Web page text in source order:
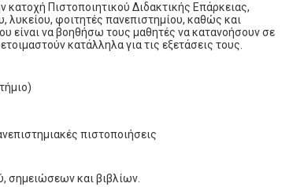
κατοχή Πιστοποιητικού Διδακτικής Επάρκειας,
λυκείου, φοιτητές πανεπιστημίου, καθώς και
είναι να βοηθήσω τους μαθητές να κατανοήσουν σε
κατάλληλα για τις εξετάσεις τους.
πιστοποιήσεις
σημειώσεων και βιβλίων.